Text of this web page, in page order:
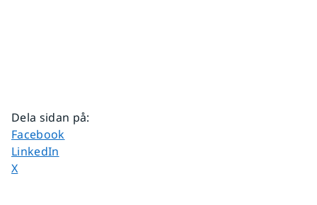
Dela sidan på:
Dela sidan på
Facebook
Dela sidan på
LinkedIn
Dela sidan på
X